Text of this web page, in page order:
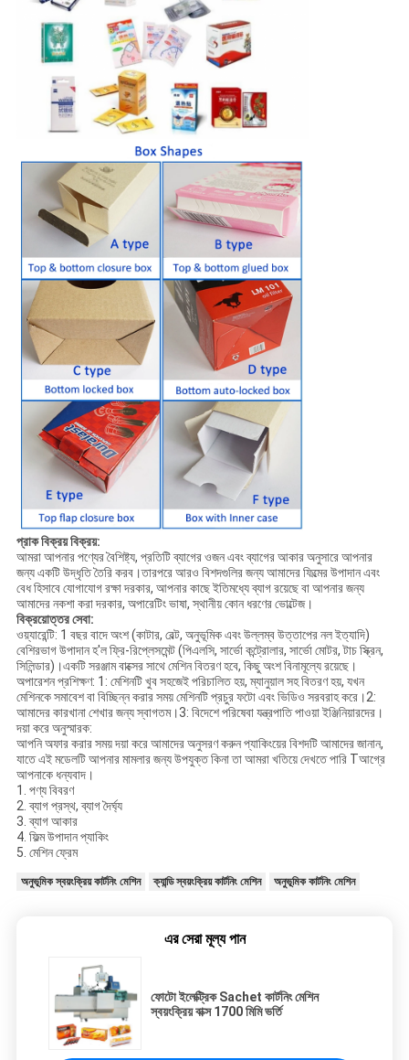
প্রাক বিক্রয় বিক্রয়:
আমরা আপনার পণ্যের বৈশিষ্ট্য, প্রতিটি ব্যাগের ওজন এবং ব্যাগের আকার অনুসারে আপনার
জন্য একটি উদ্ধৃতি তৈরি করব।তারপরে আরও বিশদগুলির জন্য আমাদের ফিল্মের উপাদান এবং
বেধ হিসাবে যোগাযোগ রক্ষা দরকার, আপনার কাছে ইতিমধ্যে ব্যাগ রয়েছে বা আপনার জন্য
আমাদের নকশা করা দরকার, অপারেটিং ভাষা, স্থানীয় কোন ধরণের ভোল্টেজ।
বিক্রয়োত্তর সেবা:
ওয়্যারেন্টি: 1 বছর বাদে অংশ (কাটার, বেল্ট, অনুভূমিক এবং উল্লম্ব উত্তাপের নল ইত্যাদি)
বেশিরভাগ উপাদান হ'ল ফ্রি-রিপ্লেসমেন্ট (পিএলসি, সার্ভো কন্ট্রোলার, সার্ভো মোটর, টাচ স্ক্রিন,
সিলিন্ডার)।একটি সরঞ্জাম বাক্সের সাথে মেশিন বিতরণ হবে, কিছু অংশ বিনামূল্যে রয়েছে।
অপারেশন প্রশিক্ষণ: 1: মেশিনটি খুব সহজেই পরিচালিত হয়, ম্যানুয়াল সহ বিতরণ হয়, যখন
মেশিনকে সমাবেশ বা বিচ্ছিন্ন করার সময় মেশিনটি প্রচুর ফটো এবং ভিডিও সরবরাহ করে।2:
আমাদের কারখানা শেখার জন্য স্বাগতম।3: বিদেশে পরিষেবা যন্ত্রপাতি পাওয়া ইঞ্জিনিয়ারদের।
দয়া করে অনুস্মারক:
আপনি অফার করার সময় দয়া করে আমাদের অনুসরণ করুন প্যাকিংয়ের বিশদটি আমাদের জানান,
যাতে এই মডেলটি আপনার মামলার জন্য উপযুক্ত কিনা তা আমরা খতিয়ে দেখতে পারি Tআগ্রে
আপনাকে ধন্যবাদ।
1. পণ্য বিবরণ
2. ব্যাগ প্রস্থ, ব্যাগ দৈর্ঘ্য
3. ব্যাগ আকার
4. ফিল্ম উপাদান প্যাকিং
5. মেশিন ফ্রেম
অনুভূমিক স্বয়ংক্রিয় কার্টনিং মেশিন ক্যান্ডি স্বয়ংক্রিয় কার্টনিং মেশিন অনুভূমিক কার্টনিং মেশিন
এর সেরা মূল্য পান
ফোটো ইলেক্ট্রিক Sachet কার্টনিং মেশিন
স্বয়ংক্রিয় বাক্স 1700 মিমি ভর্তি